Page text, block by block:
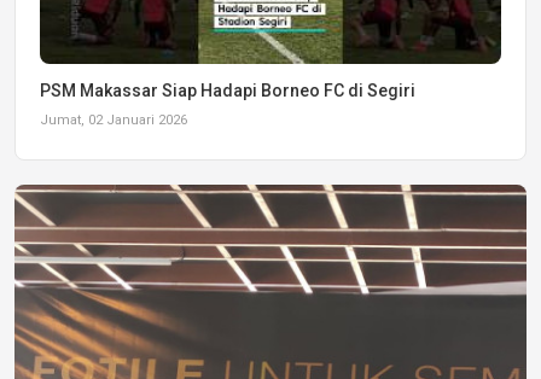
PSM Makassar Siap Hadapi Borneo FC di Segiri
Jumat, 02 Januari 2026